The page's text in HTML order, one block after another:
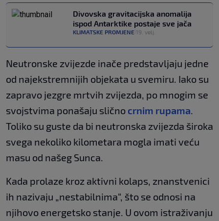
Divovska gravitacijska anomalija
ispod Antarktike postaje sve jača
KLIMATSKE PROMJENE 19. velj.
Neutronske zvijezde inače predstavljaju jedne
od najekstremnijih objekata u svemiru. Iako su
zapravo jezgre mrtvih zvijezda, po mnogim se
svojstvima ponašaju slično crnim rupama
Toliko su guste da bi neutronska zvijezda široka
svega nekoliko kilometara mogla imati veću
masu od našeg Sunca.
Kada prolaze kroz aktivni kolaps, znanstvenici
ih nazivaju „nestabilnima“, što se odnosi na
njihovo energetsko stanje. U ovom istraživanju